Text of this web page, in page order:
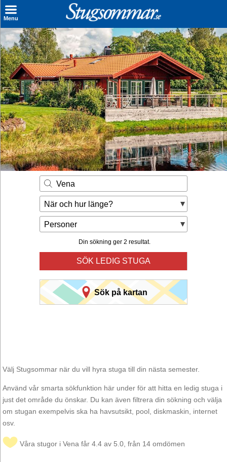
Menu
Sök stuga
Sista Minuten
Genvägar
Inspiration
Kontakt
Husägare
Se hur mycket du kan tjäna
Räkna ut din
hyresintäkt
Vena
När och hur länge?
Personer
Din sökning ger 2 resultat.
SÖK LEDIG STUGA
Sök på kartan
Välj Stugsommar när du vill hyra stuga till din nästa semester.
Använd vår smarta sökfunktion här under för att hitta en ledig stuga i
just det område du önskar. Du kan även filtrera din sökning och välja
om stugan exempelvis ska ha havsutsikt, pool, diskmaskin, internet
osv.
Våra stugor i Vena får 4.4 av 5.0, från 14 omdömen